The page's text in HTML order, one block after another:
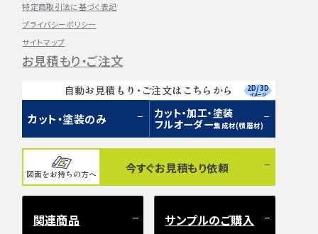
特定商取引法に基づく表記
プライバシーポリシー
サイトマップ
お見積もり・ご注文
自動お見積もり・ご注文はこちらから
カット・塗装のみ
カット・加工・塗装
フルオーダー集成材(積層材)
2D/3D
イメージ
図面をお持ちの方へ 今すぐお見積もり依頼
関連商品 サンプルのご購入